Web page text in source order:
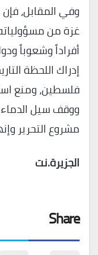
وفي المقابل،
غزة من
أفراداً وشعوباً
إدراك اللحظة
فلسطين، ومنع
ووقف سيل
مشروع التحرير
الجزيرة.نت
Share